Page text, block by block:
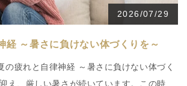
2026/07/29
経 ～暑さに負けない体づくりを～
の疲れと自律神経 ～暑さに負けない体づく
え、厳しい暑さが続いています。この時